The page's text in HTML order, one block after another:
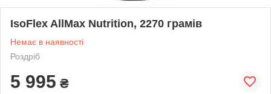
IsoFlex AllMax Nutrition, 2270 грамів
Немає в наявності
Роздріб
5 995 ₴